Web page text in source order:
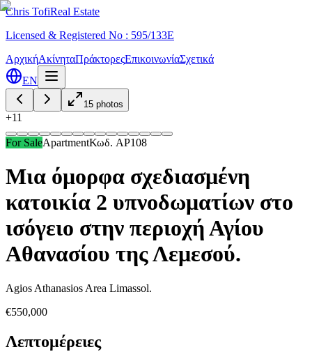
Chris TofiReal Estate
Licensed & Registered No : 595/133E
ΑρχικήΑκίνηταΠράκτορεςΕπικοινωνίαΣχετικά
EN
15 photos
+11
For SaleApartmentΚωδ. AP108
Μια όμορφα σχεδιασμένη
κατοικία 2 υπνοδωματίων στο
ισόγειο στην περιοχή Αγίου
Αθανασίου της Λεμεσού.
Agios Athanasios Area Limassol.
€550,000
Λεπτομέρειες